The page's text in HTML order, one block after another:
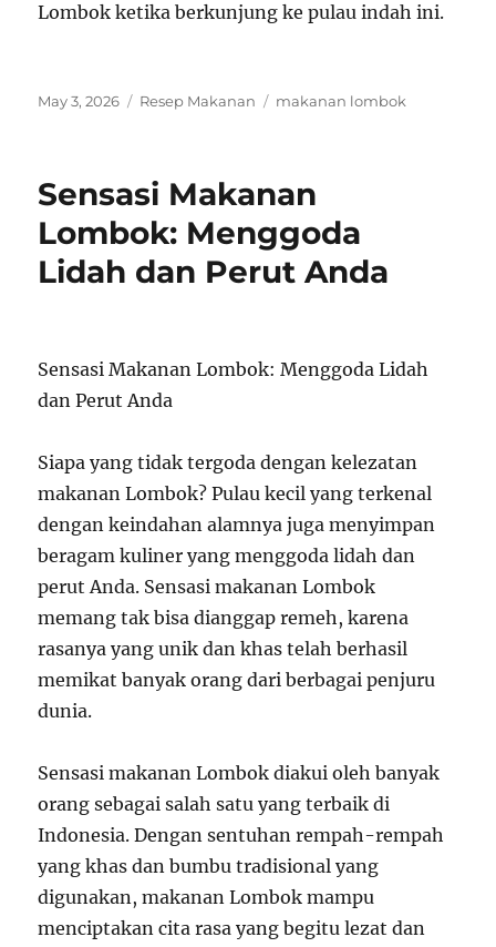
Lombok ketika berkunjung ke pulau indah ini.
Posted
May 3, 2026 Categories
Resep Makanan Tags
makanan lombok
Sensasi Makanan
Lombok: Menggoda
Lidah dan Perut Anda
Sensasi Makanan Lombok: Menggoda Lidah
dan Perut Anda
Siapa yang tidak tergoda dengan kelezatan
makanan Lombok? Pulau kecil yang terkenal
dengan keindahan alamnya juga menyimpan
beragam kuliner yang menggoda lidah dan
perut Anda. Sensasi makanan Lombok
memang tak bisa dianggap remeh, karena
rasanya yang unik dan khas telah berhasil
memikat banyak orang dari berbagai penjuru
dunia.
Sensasi makanan Lombok diakui oleh banyak
orang sebagai salah satu yang terbaik di
Indonesia. Dengan sentuhan rempah-rempah
yang khas dan bumbu tradisional yang
digunakan, makanan Lombok mampu
menciptakan cita rasa yang begitu lezat dan